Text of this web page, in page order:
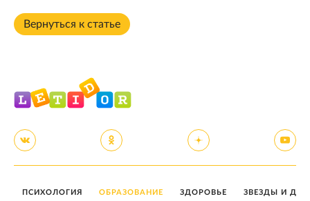
Вернуться к статье
ПСИХОЛОГИЯ ОБРАЗОВАНИЕ ЗДОРОВЬЕ ЗВЕЗДЫ И